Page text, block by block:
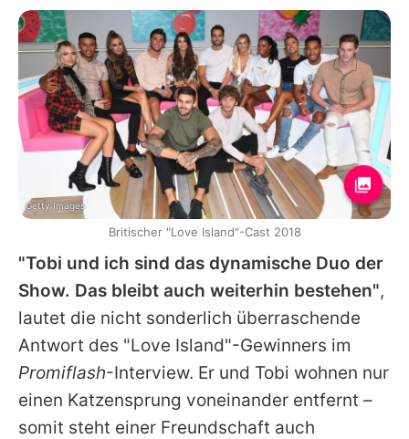
"Tobi und ich sind das dynamische Duo der
Show. Das bleibt auch weiterhin bestehen",
lautet die nicht sonderlich überraschende
Antwort des "Love Island"-Gewinners im
Promiflash-Interview. Er und Tobi wohnen nur
einen Katzensprung voneinander entfernt –
somit steht einer Freundschaft auch
Getty Images
Britischer "Love Island"-Cast 2018